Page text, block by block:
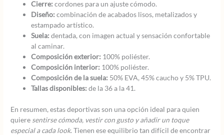
Cierre: cordones para un ajuste cómodo.
Diseño: combinación de acabados lisos, metalizados y
estampado artístico.
Suela: dentada, con imagen actual y sensación confortable
al caminar.
Composición exterior: 100% poliéster.
Composición interior: 100% poliéster.
Composición de la suela: 50% EVA, 45% caucho y 5% TPU.
Tallas disponibles: de la 36 a la 41.
En resumen, estas deportivas son una opción ideal para quien
quiere sentirse cómoda, vestir con gusto y añadir un toque
especial a cada look. Tienen ese equilibrio tan difícil de encontrar